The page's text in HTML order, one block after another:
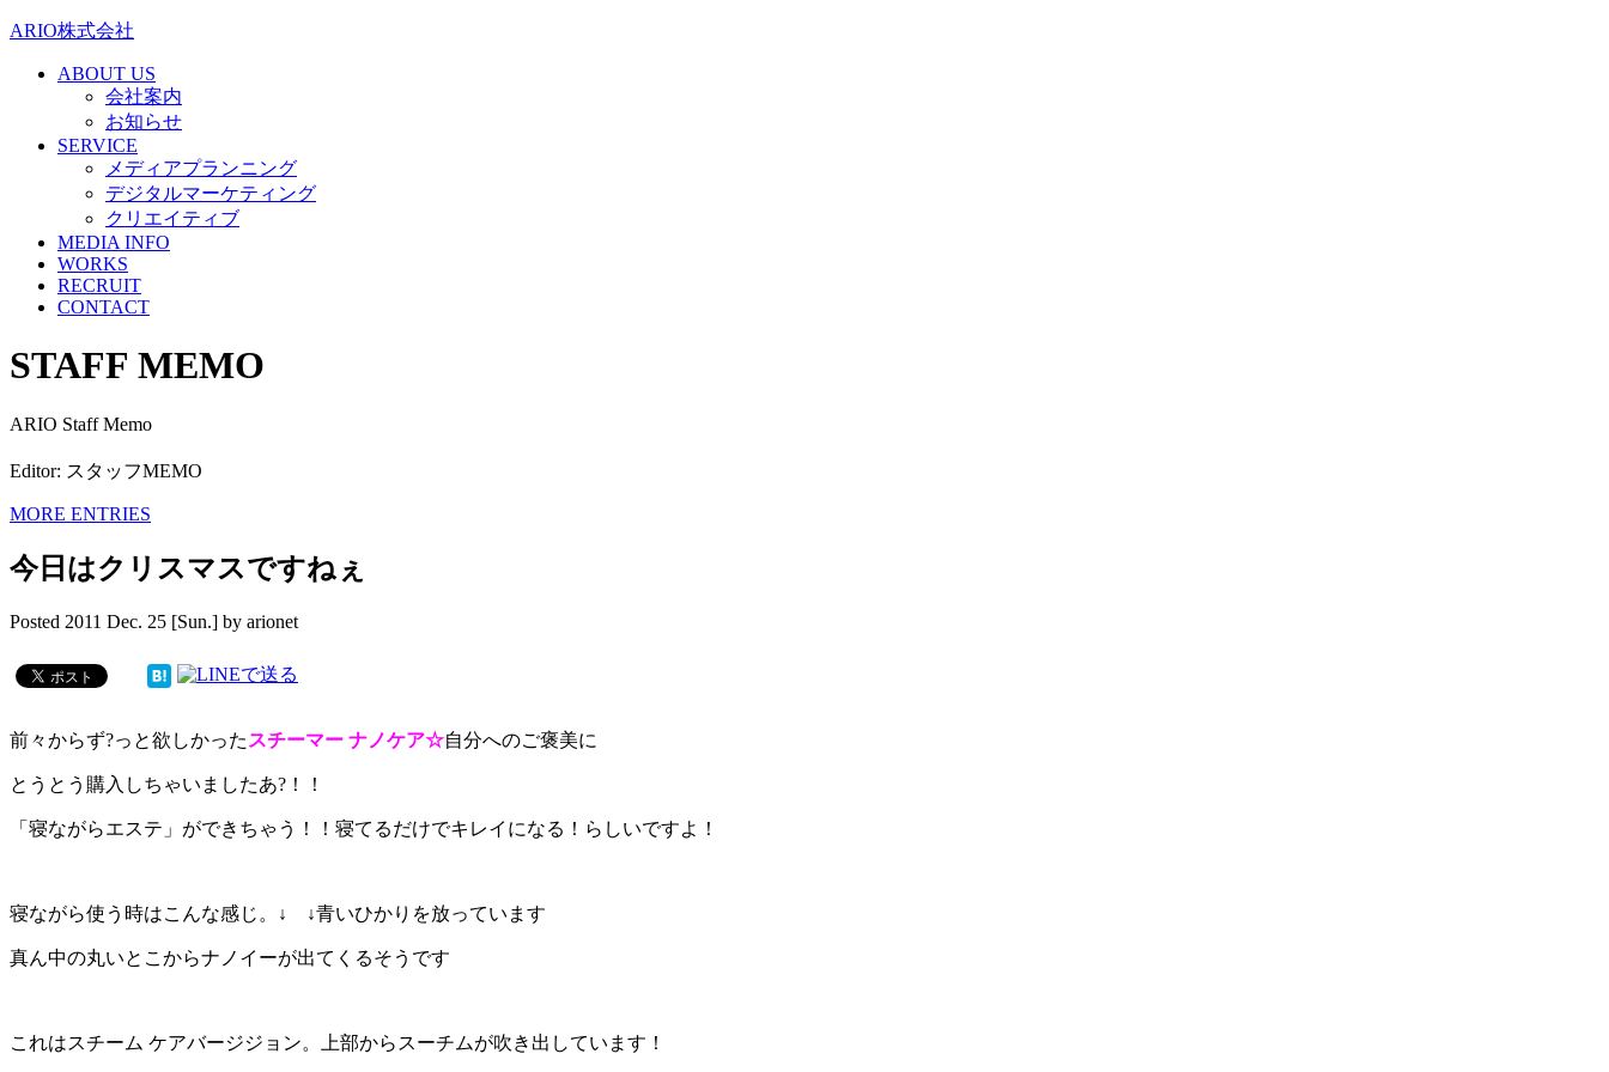
ARIO株式会社
ABOUT US
会社案内
お知らせ
SERVICE
メディアプランニング
デジタルマーケティング
クリエイティブ
MEDIA INFO
WORKS
RECRUIT
CONTACT
STAFF MEMO
ARIO Staff Memo
Editor: スタッフMEMO
MORE ENTRIES
今日はクリスマスですねぇ
Posted 2011 Dec. 25 [Sun.] by arionet
前々からず?っと欲しかった スチーマー ナノケア☆自分へのご褒美に
とうとう購入しちゃいましたあ?！！
「寝ながらエステ」ができちゃう！！寝てるだけでキレイになる！らしいですよ！
寝ながら使う時はこんな感じ。↓ ↓青いひかりを放っています
真ん中の丸いとこからナノイーが出てくるそうです
これはスチーム ケアバージジョン。上部からスーチムが吹き出しています！